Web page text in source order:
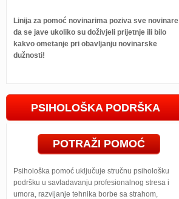
Linija za pomoć novinarima poziva sve novinare
da se jave ukoliko su doživjeli prijetnje ili bilo
kakvo ometanje pri obavljanju novinarske
dužnosti!
PSIHOLOŠKA PODRŠKA
POTRAŽI POMOĆ
Psihološka pomoć uključuje stručnu psihološku
podršku u savladavanju profesionalnog stresa i
umora, razvijanje tehnika borbe sa strahom,